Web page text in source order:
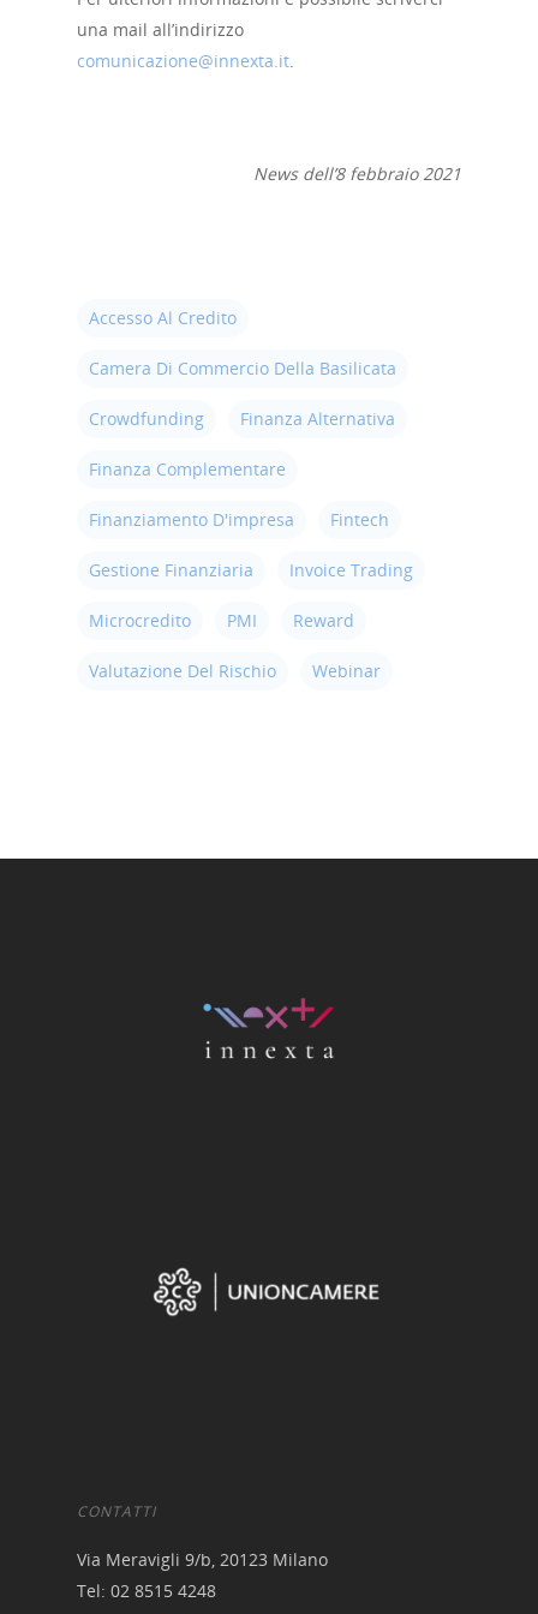
una mail all’indirizzo
comunicazione@innexta.it
News dell’8 febbraio 2021
Accesso Al Credito
Camera Di Commercio Della Basilicata
Crowdfunding Finanza Alternativa
Finanza Complementare
Finanziamento D'impresa Fintech
Gestione Finanziaria Invoice Trading
Microcredito PMI Reward
Valutazione Del Rischio Webinar
CONTATTI
Via Meravigli 9/b, 20123 Milano
Tel: 02 8515 4248
Skill UP